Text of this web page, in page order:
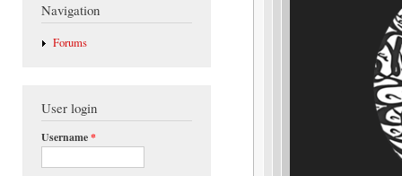
Navigation
Forums
User login
Username*